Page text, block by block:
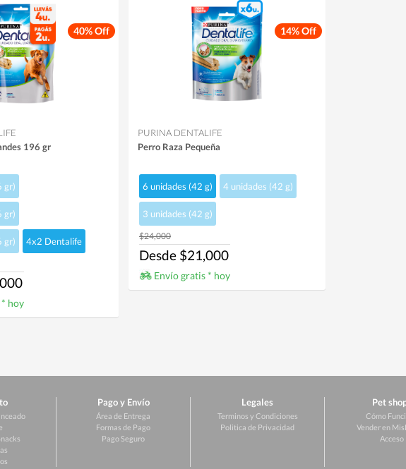
40% Off
196 gr
gr)
gr)
gr) 4x2 Dentalife
hoy
14% Off
PURINA DENTALIFE
Perro Raza Pequeña
6 unidades (42 g) 4 unidades (42 g)
3 unidades (42 g)
$24,000
Desde $21,000
Envío gratis * hoy
Pago y Envío
Área de Entrega
Formas de Pago
Pago Seguro
Legales
Terminos y Condiciones
Politica de Privacidad
Pet
Cómo
Vender en
Acceso